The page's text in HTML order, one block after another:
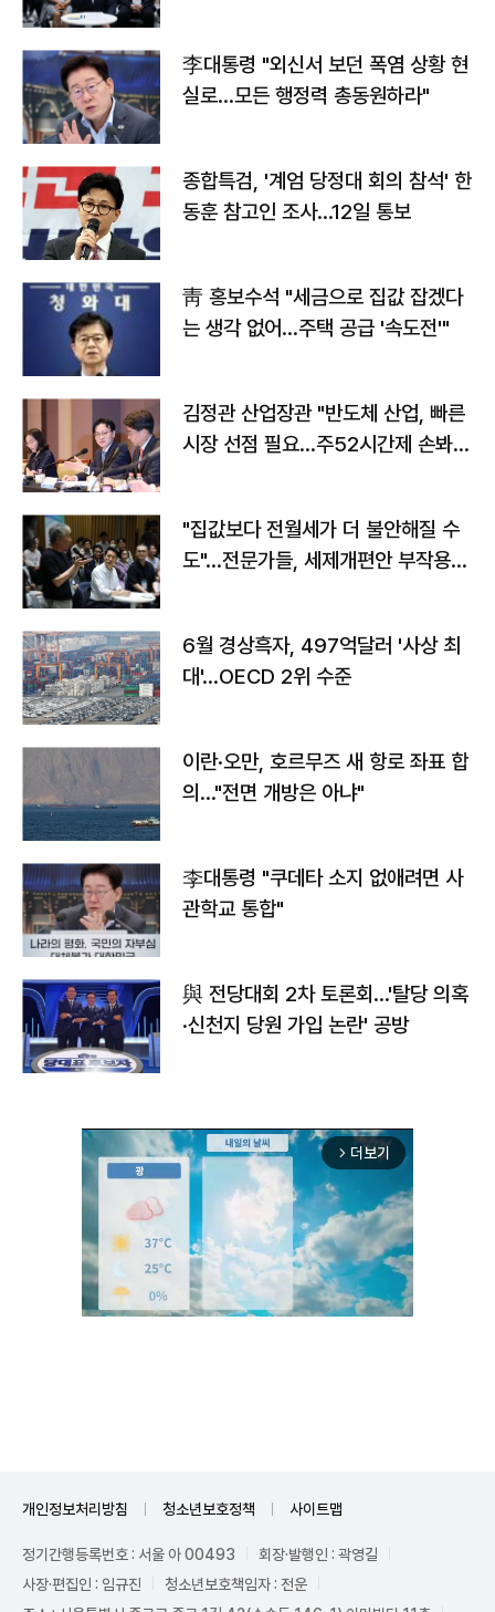
李대통령 "외신서 보던 폭염 상황 현
실로…모든 행정력 총동원하라"
종합특검, '계엄 당정대 회의 참석' 한
동훈 참고인 조사...12일 통보
靑 홍보수석 "세금으로 집값 잡겠다
는 생각 없어…주택 공급 '속도전'"
김정관 산업장관 "반도체 산업, 빠른
시장 선점 필요…주52시간제 손봐
"집값보다 전월세가 더 불안해질 수
도"…전문가들, 세제개편안 부작용
6월 경상흑자, 497억달러 '사상 최
대'…OECD 2위 수준
이란·오만, 호르무즈 새 항로 좌표 합
의…"전면 개방은 아냐"
李대통령 "쿠데타 소지 없애려면 사
관학교 통합"
與 전당대회 2차 토론회…'탈당 의혹
·신천지 당원 가입 논란' 공방
arrow_forward_ios 더보기
개인정보처리방침 청소년보호정책 사이트맵
정기간행등록번호 : 서울 아 00493
회장·발행인 : 곽영길
사장·편집인 : 임규진
청소년보호책임자 : 전운